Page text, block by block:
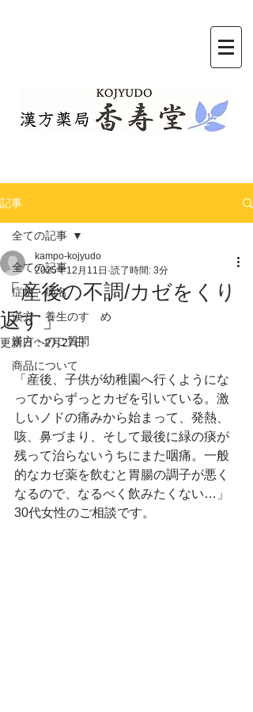
記事
全ての記事
症状・病名
漢方・養生のすゝめ
漢方へのご質問
商品について
全ての記事
「産後の不調/カゼをくり
返す」
kampo-kojyudo
2025年12月11日 読了時間: 3分
更新日：2月27日
「産後、子供が幼稚園へ行くようにな
ってからずっとカゼを引いている。激
しいノドの痛みから始まって、発熱、
咳、鼻づまり、そして最後に緑の痰が
残って治らないうちにまた咽痛。一般
的なカゼ薬を飲むと胃腸の調子が悪く
なるので、なるべく飲みたくない…」
30代女性のご相談です。